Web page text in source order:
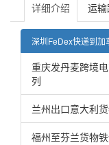
详细介绍 运
深圳FeDex快递到加
重庆发丹麦跨境
列
兰州出口意大利
福州至芬兰货物